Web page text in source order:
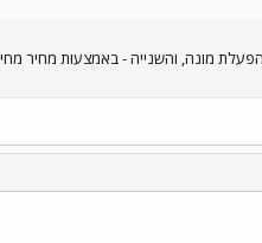
מונה, והשנייה - באמצעות מחיר